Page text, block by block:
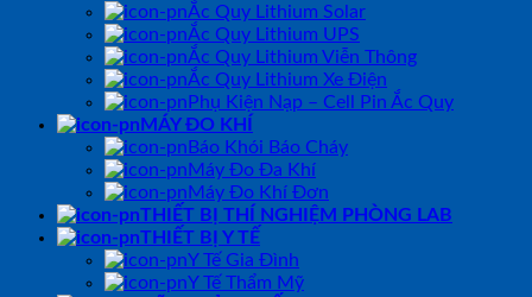
Ắc Quy Lithium Solar
Ắc Quy Lithium UPS
Ắc Quy Lithium Viễn Thông
Ắc Quy Lithium Xe Điện
Phụ Kiện Nạp – Cell Pin Ắc Quy
MÁY ĐO KHÍ
Báo Khói Báo Cháy
Máy Đo Đa Khí
Máy Đo Khí Đơn
THIẾT BỊ THÍ NGHIỆM PHÒNG LAB
THIẾT BỊ Y TẾ
Y Tế Gia Đình
Y Tế Thẩm Mỹ